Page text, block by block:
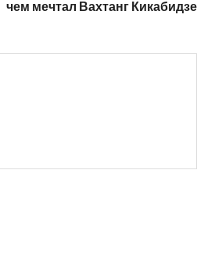
чем мечтал Вахтанг Кикабидзе